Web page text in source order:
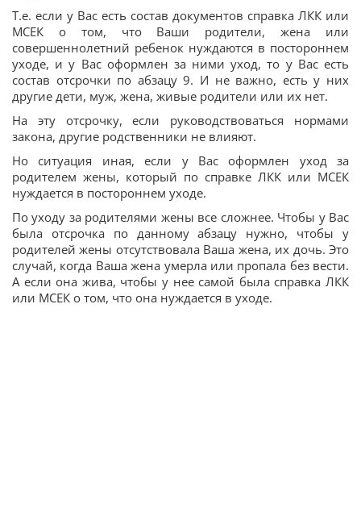
Т.е. если у Вас есть состав документов справка ЛКК или
МСЕК о том, что Ваши родители, жена или
совершеннолетний ребенок нуждаются в постороннем
уходе, и у Вас оформлен за ними уход, то у Вас есть
состав отсрочки по абзацу 9. И не важно, есть у них
другие дети, муж, жена, живые родители или их нет.
На эту отсрочку, если руководствоваться нормами
закона, другие родственники не влияют.
Но ситуация иная, если у Вас оформлен уход за
родителем жены, который по справке ЛКК или МСЕК
нуждается в постороннем уходе.
По уходу за родителями жены все сложнее. Чтобы у Вас
была отсрочка по данному абзацу нужно, чтобы у
родителей жены отсутствовала Ваша жена, их дочь. Это
случай, когда Ваша жена умерла или пропала без вести.
А если она жива, чтобы у нее самой была справка ЛКК
или МСЕК о том, что она нуждается в уходе.